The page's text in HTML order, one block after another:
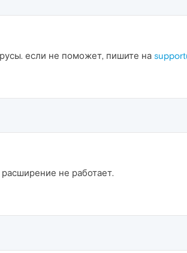
если не поможет, пишите на
расширение не работает.